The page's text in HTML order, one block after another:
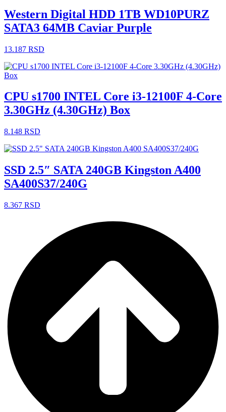
Western Digital HDD 1TB WD10PURZ
SATA3 64MB Caviar Purple
13.187 RSD
CPU s1700 INTEL Core i3-12100F 4-Core
3.30GHz (4.30GHz) Box
8.148 RSD
SSD 2.5″ SATA 240GB Kingston A400
SA400S37/240G
8.367 RSD